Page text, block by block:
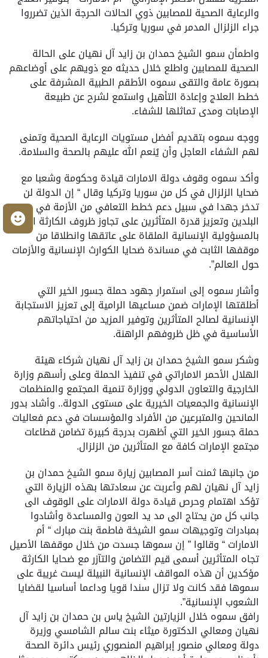
والرعاية الصحية للمصابين ذوي الحالات الحرجة الذين تضرروا
جراء الزلزال المدمر في سوريا وتركيا.
واطمأن سمو الشيخ حمدان بن زايد آل نهيان على الحالة
الصحية للمصابين واطلع خلال حديثه مع ذويهم على أوضاعهم
بصورة عامة والتقى سموه الأطقم الطبية المشرفة على
خطط العلاج وإعادة التأهيل واستمع لشرح عن طبيعة
الإصابات ومدى تماثلها للشفاء.
ووجه سموه بتقديم أفضل مستويات الرعاية الصحية وتمنى
لهم الشفاء العاجل وأن يُنعم الله عليهم بالصحة والسلامة.
وأكد سموه وقوف دولة الامارات قيادة وحكومة وشعبا مع
ضحايا الزلزال في كل من سوريا وتركيا وقال “ إن الدولة لن
تدخر جهدا في سبيل دعم خطط التعافي من الأزمة في
البلدين وتعزيز قدرة المتأثرين على تجاوز ظروف الكارثة التزاما
بالمسؤولية الإنسانية الملقاة على عاتقها وانطلاقا من
موقفها الثابت في مساندة ضحايا الكوارث الإنسانية والأزمات
حول العالم”.
وأشار سموه إلى استمرار جهود حملة جسور الخير التي
أطلقتها الإمارات ضمن مساعيها الرامية إلى تعزيز الاستجابة
الإنسانية لصالح المتأثرين وتوفير المزيد من احتياجاتهم
الأساسية في ظل ظروفهم الراهنة.
وشكر سمو الشيخ حمدان بن زايد آل نهيان شركاء هيئة
الهلال الأحمر الاماراتي في تنفيذ الحملة وعلى رأسهم وزارة
الخارجية والتعاون الدولي ووزارة تنمية المجتمع والمنظمات
الإنسانية والجمعيات الخيرية على مستوى الدولة.. وأشاد بدور
المانحين والمتبرعين من الأفراد والمؤسسات في دعم فعاليات
حملة جسور الخير التي أظهرت بدرجة كبيرة تضامن قطاعات
مجتمع الإمارات كافة مع المتأثرين من الزلزال.
من جانبها ثمنت أسر المصابين زيارة سمو الشيخ حمدان بن
زايد آل نهيان لهم وأعربت عن سعادتها بهذه الزيارة التي
تؤكد اهتمام وحرص قيادة دولة الامارات على الوقوف الى
جانب كل من يحتاج الى مد يد العون والمساعدة وأشادوا
بمبادرات وتوجيهات سمو الشيخة فاطمة بنت مبارك “ أم
الامارات “ وقالوا ” إن سموها جسدت من خلال موقفها الأصيل
تجاه المتأثرين أسمى قيم التضامن والتآزر مع ضحايا الكارثة
مؤكدين أن هذه المواقف الإنسانية النبيلة ليست غريبة على
سموها فقد كانت ولا تزال سندا قويا وداعما أساسيا لقضايا
الشعوب الإنسانية”.
رافق سموه خلال الزيارتين الشيخ ياس بن حمدان بن زايد آل
نهيان ومعالي الدكتورة ميثاء بنت سالم الشامسي وزيرة
دولة ومعالي منصور إبراهيم المنصوري رئيس دائرة الصحة